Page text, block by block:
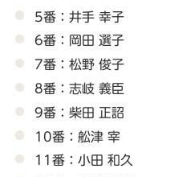
5番：井手 幸子
6番：岡田 選子
7番：松野 俊子
8番：志岐 義臣
9番：柴田 正詔
10番：舩津 宰
11番：小田 和久